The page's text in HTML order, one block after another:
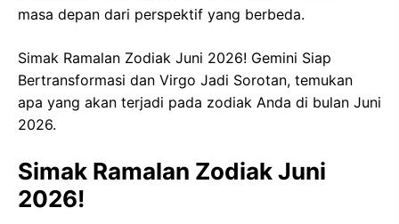
masa depan dari perspektif yang berbeda.
Simak Ramalan Zodiak Juni 2026! Gemini Siap
Bertransformasi dan Virgo Jadi Sorotan, temukan
apa yang akan terjadi pada zodiak Anda di bulan Juni
2026.
Simak Ramalan Zodiak Juni
2026!